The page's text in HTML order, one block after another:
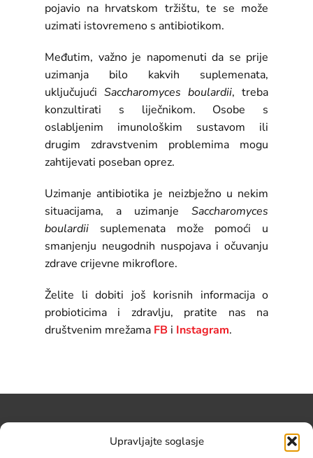
Upravljajte soglasje
pojavio na hrvatskom tržištu, te se može
uzimati istovremeno s antibiotikom.
Međutim, važno je napomenuti da se prije
uzimanja bilo kakvih suplemenata,
uključujući Saccharomyces boulardii, treba
konzultirati s liječnikom. Osobe s
oslabljenim imunološkim sustavom ili
drugim zdravstvenim problemima mogu
zahtijevati poseban oprez.
Uzimanje antibiotika je neizbježno u nekim
situacijama, a uzimanje Saccharomyces
boulardii suplemenata može pomoći u
smanjenju neugodnih nuspojava i očuvanju
zdrave crijevne mikroflore.
Želite li dobiti još korisnih informacija o
probioticima i zdravlju, pratite nas na
društvenim mrežama FB i Instagram.